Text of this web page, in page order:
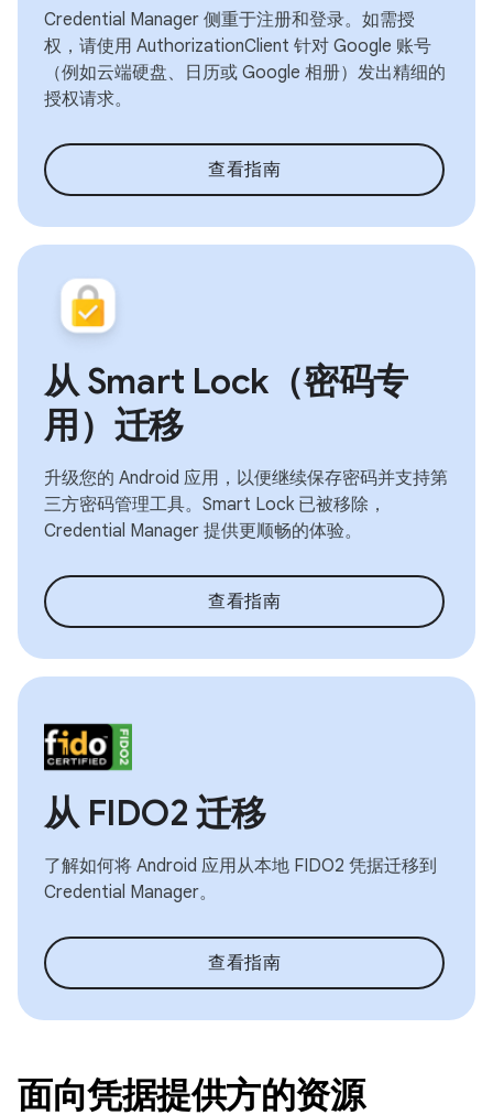
Credential Manager 侧重于注册和登录。如需授
权，请使用 AuthorizationClient 针对 Google 账号
（例如云端硬盘、日历或 Google 相册）发出精细的
授权请求。
查看指南
从 Smart Lock（密码专
用）迁移
升级您的 Android 应用，以便继续保存密码并支持第
三方密码管理工具。Smart Lock 已被移除，
Credential Manager 提供更顺畅的体验。
查看指南
从 FIDO2 迁移
了解如何将 Android 应用从本地 FIDO2 凭据迁移到
Credential Manager。
查看指南
面向凭据提供方的资源